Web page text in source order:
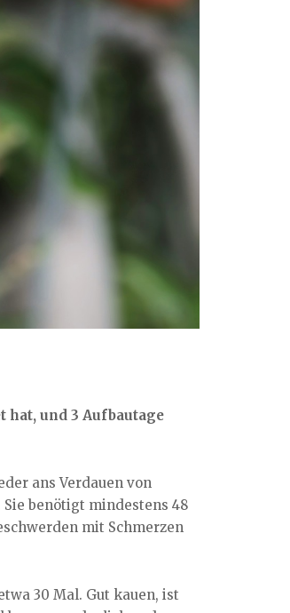
hat, und 3 Aufbautage
ans Verdauen von
benötigt mindestens 48
mit Schmerzen
30 Mal. Gut kauen, ist